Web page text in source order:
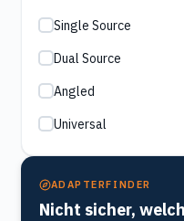
Single Source
Dual Source
Angled
Universal
ADAPTERFINDER
Nicht sicher,